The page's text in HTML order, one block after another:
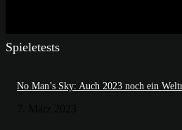
Spieletests
No Man’s Sky: Auch 2023 noch ein